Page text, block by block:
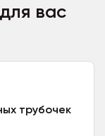
вас
трубочек